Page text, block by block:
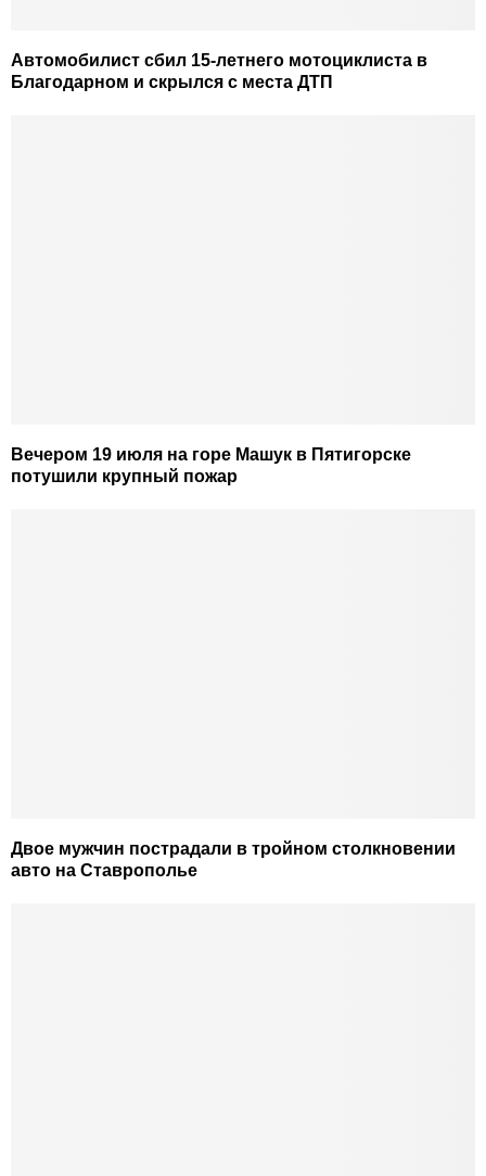
Автомобилист сбил 15-летнего мотоциклиста в
Благодарном и скрылся с места ДТП
Вечером 19 июля на горе Машук в Пятигорске
потушили крупный пожар
Двое мужчин пострадали в тройном столкновении
авто на Ставрополье